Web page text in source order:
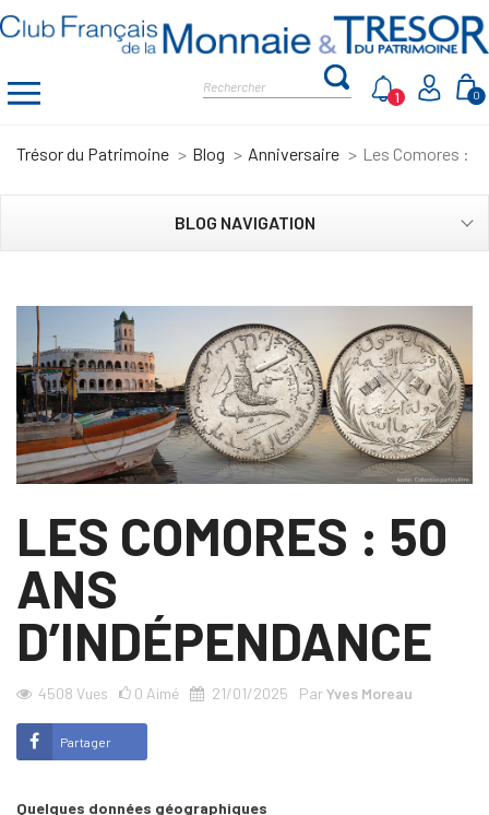
0
1
Trésor du Patrimoine Blog Anniversaire Les Comores :
BLOG NAVIGATION
LES COMORES : 50
ANS
D’INDÉPENDANCE
4508 Vues 0 Aimé 21/01/2025 ParYves Moreau
Partager
Quelques données géographiques